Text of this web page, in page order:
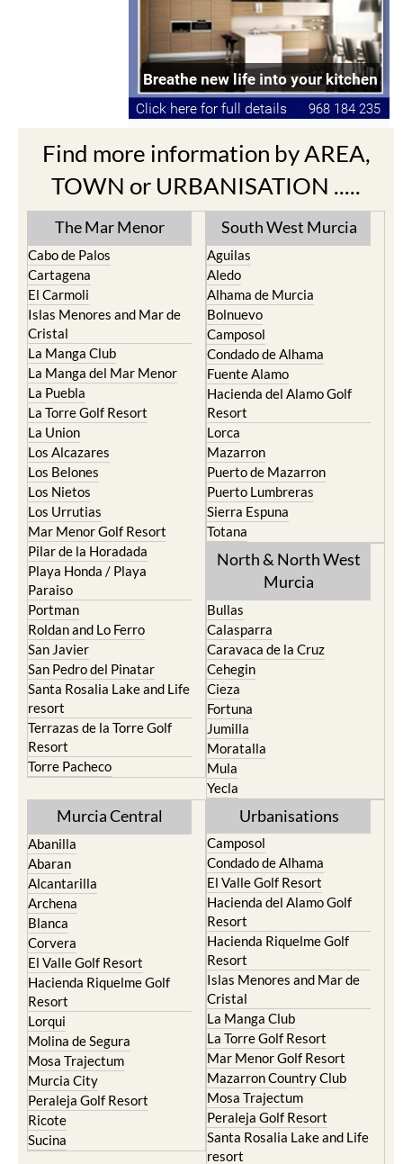
Find more information by AREA,
TOWN or URBANISATION .....
The Mar Menor
Cabo de Palos
El Carmoli
Islas Menores and Mar de
Cristal
La Manga Club
La Manga del Mar Menor
La Puebla
La Torre Golf Resort
La Union
Los Alcazares
Los Belones
Los Nietos
Los Urrutias
Mar Menor Golf Resort
Pilar de la Horadada
Playa Honda / Playa
Paraiso
Portman
Roldan and Lo Ferro
San Javier
San Pedro del Pinatar
Santa Rosalia Lake and Life
resort
Terrazas de la Torre Golf
Resort
Torre Pacheco
South West Murcia
Aguilas
Alhama de Murcia
Bolnuevo
Camposol
Condado de Alhama
Fuente Alamo
Hacienda del Alamo Golf
Resort
Lorca
Mazarron
Puerto de Mazarron
Puerto Lumbreras
Sierra Espuna
Totana
North & North West
Murcia
Caravaca de la Cruz
Cehegin
Cieza
Fortuna
Jumilla
Moratalla
Mula
Yecla
Murcia Central
Abanilla
Alcantarilla
Archena
Blanca
Corvera
El Valle Golf Resort
Hacienda Riquelme Golf
Resort
Lorqui
Molina de Segura
Mosa Trajectum
Murcia City
Peraleja Golf Resort
Ricote
Sucina
Camposol
El Valle Golf Resort
Hacienda del Alamo Golf
Resort
Hacienda Riquelme Golf
Resort
Islas Menores and Mar de
Cristal
La Manga Club
La Torre Golf Resort
Mar Menor Golf Resort
Mazarron Country Club
Mosa Trajectum
Peraleja Golf Resort
Santa Rosalia Lake and Life
resort
Terrazas de la Torre Golf